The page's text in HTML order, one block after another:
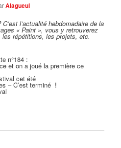
Alagueul
C’est l’actualité hebdomadaire de la
« Paint », vous y retrouverez
répétitions, les projets, etc.
n°184 :
et on a joué la première ce
cet été
– C’est terminé !